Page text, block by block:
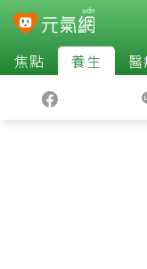
焦點 養生 醫